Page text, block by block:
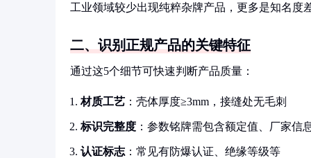
工业领域较少出现纯粹杂牌产品，更多是知名度
二、识别正规产品的关键特征
通过这5个细节可快速判断产品质量：
材质工艺 ：壳体厚度≥3mm，接缝处无毛刺
标识完整度 ：参数铭牌需包含额定值、厂家信
认证标志 ：常见有防爆认证、绝缘等级等